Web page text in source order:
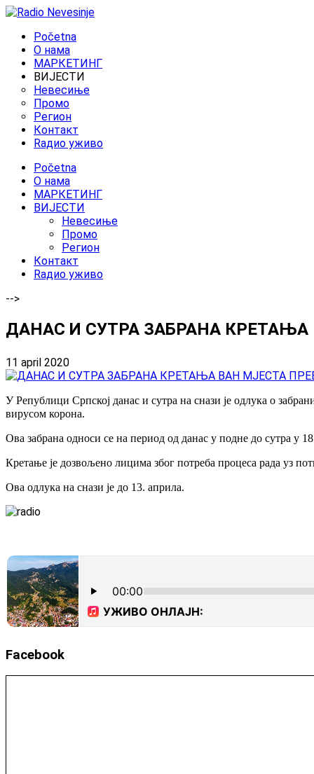
Početna
O нама
МАРКЕТИНГ
ВИЈЕСТИ
Невесиње
Промо
Регион
Контакт
Rадио уживо
Početna
O нама
МАРКЕТИНГ
ВИЈЕСТИ
Невесиње
Промо
Регион
Контакт
Rадио уживо
-->
ДАНАС И СУТРА ЗАБРАНА
11 april 2020
У Републици Српској данас и сутра на снази је одлука о
вирусом корона.
Ова забрана односи се на период од данас у подне до сутра у
Кретање је дозвољено лицима због потреба процеса рада уз
Ова одлука на снази је до 13. априла.
Facebook